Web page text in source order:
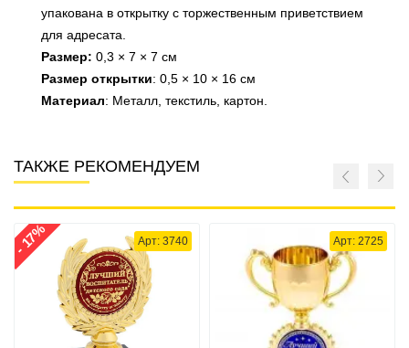
упакована в открытку с торжественным приветствием
для адресата.
Размер: 0,3 × 7 × 7 см
Размер открытки: 0,5 × 10 × 16 см
Материал: Металл, текстиль, картон.
ТАКЖЕ РЕКОМЕНДУЕМ
Арт: 3740
- 17% Арт: 2725